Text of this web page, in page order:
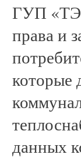
ГУП
права и
которые
данных